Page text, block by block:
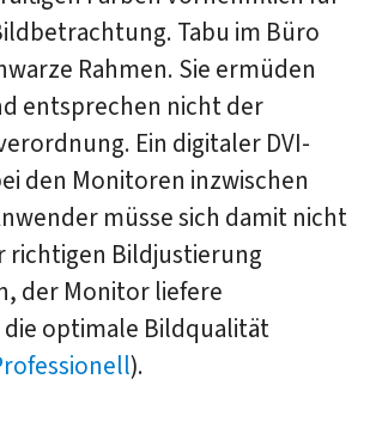
Tabu im Büro
Rahmen. Sie ermüden
entsprechen nicht der
Ein digitaler DVI-
den Monitoren inzwischen
müsse sich damit nicht
richtigen Bildjustierung
der Monitor liefere
optimale Bildqualität
).